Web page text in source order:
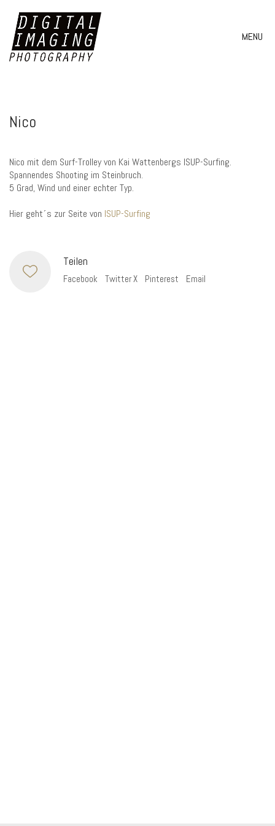
MENU
Nico
Nico mit dem Surf-Trolley von Kai Wattenbergs ISUP-Surfing.
Spannendes Shooting im Steinbruch.
5 Grad, Wind und einer echter Typ.
Hier geht´s zur Seite von ISUP-Surfing
Teilen
Facebook Twitter X Pinterest Email